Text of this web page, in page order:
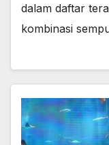
dalam daftar
kombinasi